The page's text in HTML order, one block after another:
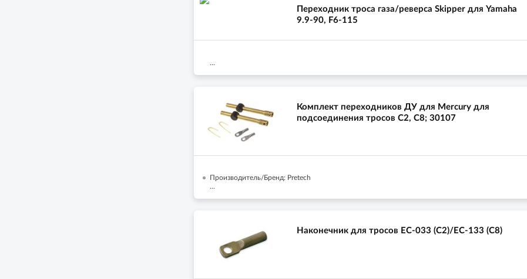
Переходник троса газа/реверса Skipper для Yamaha
9.9-90, F6-115
...
Комплект переходников ДУ для Mercury для
подсоединения тросов C2, C8; 30107
Производитель/Бренд: Pretech
...
Наконечник для тросов ЕС-033 (С2)/ЕС-133 (С8)